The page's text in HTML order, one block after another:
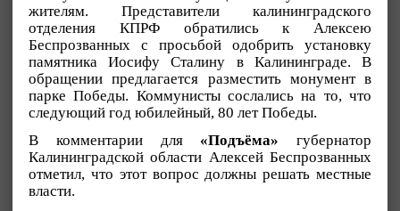
жителям. Представители калининградского
отделения КПРФ обратились к Алексею
Беспрозванных с просьбой одобрить установку
памятника Иосифу Сталину в Калининграде. В
обращении предлагается разместить монумент в
парке Победы. Коммунисты сослались на то, что
следующий год юбилейный, 80 лет Победы.
В комментарии для «Подъёма» губернатор
Калининградской области Алексей Беспрозванных
отметил, что этот вопрос должны решать местные
власти.